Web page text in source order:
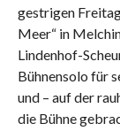
gestrigen
Meer“ in
Lindenhof-
Bühnensolo für
und – auf der
die Bühne